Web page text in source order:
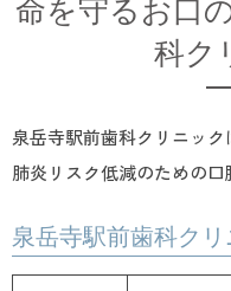
命を守るお口
科ク
泉岳寺駅前歯科クリニック
肺炎リスク低減のための口
泉岳寺駅前歯科ク